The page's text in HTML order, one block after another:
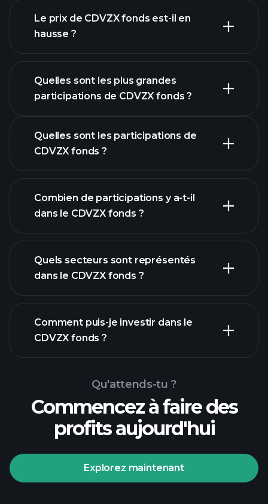
graphique avancé
Le prix de CDVZX fonds est-il en
hausse ?
graphique CDVZX
fonds
Quelles sont les plus grandes
participations de CDVZX fonds ?
participations
Quelles sont les participations de
CDVZX fonds ?
participations
Combien de participations y a-t-il
dans le CDVZX fonds ?
participations
Quels secteurs sont représentés
dans le CDVZX fonds ?
Comment puis-je investir dans le
CDVZX fonds ?
Qu'attends-tu ?
Commencez à faire des
profits aujourd'hui
Explorez maintenant